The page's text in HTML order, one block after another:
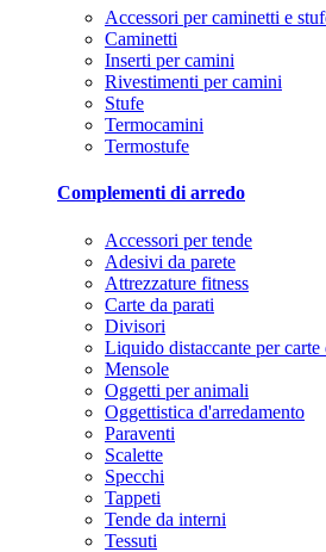
Accessori per caminetti e
Caminetti
Inserti per camini
Rivestimenti per camini
Stufe
Termocamini
Termostufe
Complementi di arredo
Accessori per tende
Adesivi da parete
Attrezzature fitness
Carte da parati
Divisori
Liquido distaccante per carte
Mensole
Oggetti per animali
Oggettistica d'arredamento
Paraventi
Scalette
Specchi
Tappeti
Tende da interni
Tessuti